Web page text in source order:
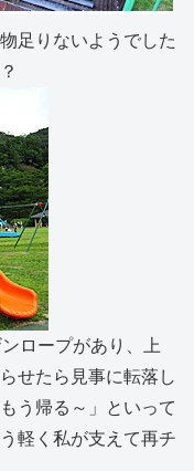
足りないようでした
ロープがあり、上
せたら見事に転落し
う帰る～」といって
軽く私が支えて再チ